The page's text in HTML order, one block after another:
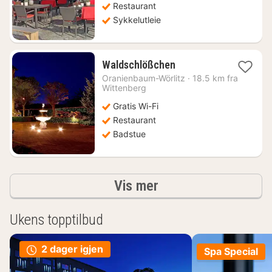
Restaurant
Sykkelutleie
Waldschlößchen1
natt
Oranienbaum-Wörlitz · 18.5 km fra
Wittenberg
Gratis Wi-Fi
Restaurant
Badstue
Vis merResultater
Ukens topptilbud
2 dager igjen Spa Special